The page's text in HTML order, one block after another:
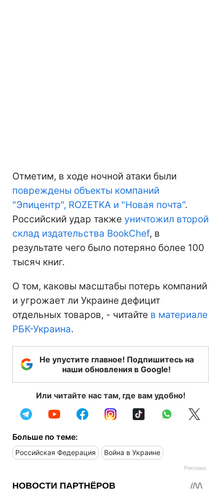
Отметим, в ходе ночной атаки были
повреждены объекты компаний
"Эпицентр", ROZETKA и "Новая почта".
Российский удар также уничтожил второй
склад издательства BookChef, в
результате чего было потеряно более 100
тысяч книг.
О том, каковы масштабы потерь компаний
и угрожает ли Украине дефицит
отдельных товаров, - читайте в материале
РБК-Украина.
Не упустите главное! Подпишитесь на
наши обновления в Google!
Или читайте нас там, где вам удобно!
Больше по теме:
Российская Федерация Война в Украине